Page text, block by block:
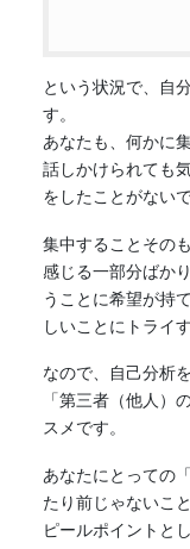
という状況で、自
す。
あなたも、何かに
話しかけられても
をしたことがない
集中することその
感じる一部分ばか
うことに希望が持
しいことにトライ
なので、自己分析
「第三者（他人）
スメです。
あなたにとっての
たり前じゃないこ
ピールポイントと